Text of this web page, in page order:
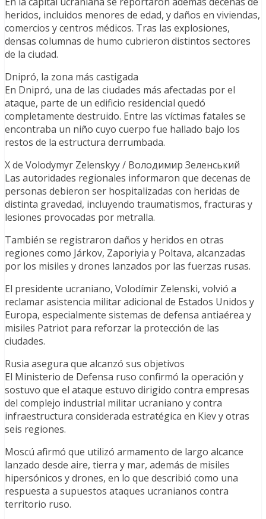
heridos, incluidos menores de edad, y daños en viviendas,
comercios y centros médicos. Tras las explosiones,
densas columnas de humo cubrieron distintos sectores
de la ciudad.
Dnipró, la zona más castigada
En Dnipró, una de las ciudades más afectadas por el
ataque, parte de un edificio residencial quedó
completamente destruido. Entre las víctimas fatales se
encontraba un niño cuyo cuerpo fue hallado bajo los
restos de la estructura derrumbada.
X de Volodymyr Zelenskyy / Володимир Зеленський
Las autoridades regionales informaron que decenas de
personas debieron ser hospitalizadas con heridas de
distinta gravedad, incluyendo traumatismos, fracturas y
lesiones provocadas por metralla.
También se registraron daños y heridos en otras
regiones como Járkov, Zaporiyia y Poltava, alcanzadas
por los misiles y drones lanzados por las fuerzas rusas.
El presidente ucraniano, Volodímir Zelenski, volvió a
reclamar asistencia militar adicional de Estados Unidos y
Europa, especialmente sistemas de defensa antiaérea y
misiles Patriot para reforzar la protección de las
ciudades.
Rusia asegura que alcanzó sus objetivos
El Ministerio de Defensa ruso confirmó la operación y
sostuvo que el ataque estuvo dirigido contra empresas
del complejo industrial militar ucraniano y contra
infraestructura considerada estratégica en Kiev y otras
seis regiones.
Moscú afirmó que utilizó armamento de largo alcance
lanzado desde aire, tierra y mar, además de misiles
hipersónicos y drones, en lo que describió como una
respuesta a supuestos ataques ucranianos contra
territorio ruso.